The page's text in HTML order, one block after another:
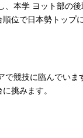
本学 ヨット部の
位で日本勢トップ
競技に臨んでい
挑みます。